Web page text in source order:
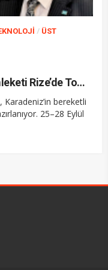
/ ÜST
TİMBİR, Başkan Basa’nın Memleketi Rize’de Toplanıyor
bereketli
25–28 Eylül